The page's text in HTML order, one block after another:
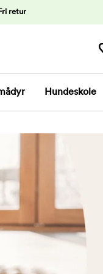
Fri retur
Hundeskole